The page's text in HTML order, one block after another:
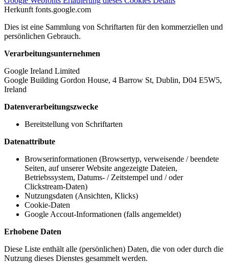
Herkunft fonts.google.com
Dies ist eine Sammlung von Schriftarten für den kommerziellen und
persönlichen Gebrauch.
Verarbeitungsunternehmen
Google Ireland Limited
Google Building Gordon House, 4 Barrow St, Dublin, D04 E5W5,
Ireland
Datenverarbeitungszwecke
Bereitstellung von Schriftarten
Datenattribute
Browserinformationen (Browsertyp, verweisende / beendete
Seiten, auf unserer Website angezeigte Dateien,
Betriebssystem, Datums- / Zeitstempel und / oder
Clickstream-Daten)
Nutzungsdaten (Ansichten, Klicks)
Cookie-Daten
Google Accout-Informationen (falls angemeldet)
Erhobene Daten
Diese Liste enthält alle (persönlichen) Daten, die von oder durch die
Nutzung dieses Dienstes gesammelt werden.